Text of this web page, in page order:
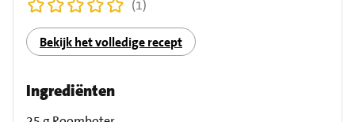
(1)
Bekijk het volledige recept
Ingrediënten